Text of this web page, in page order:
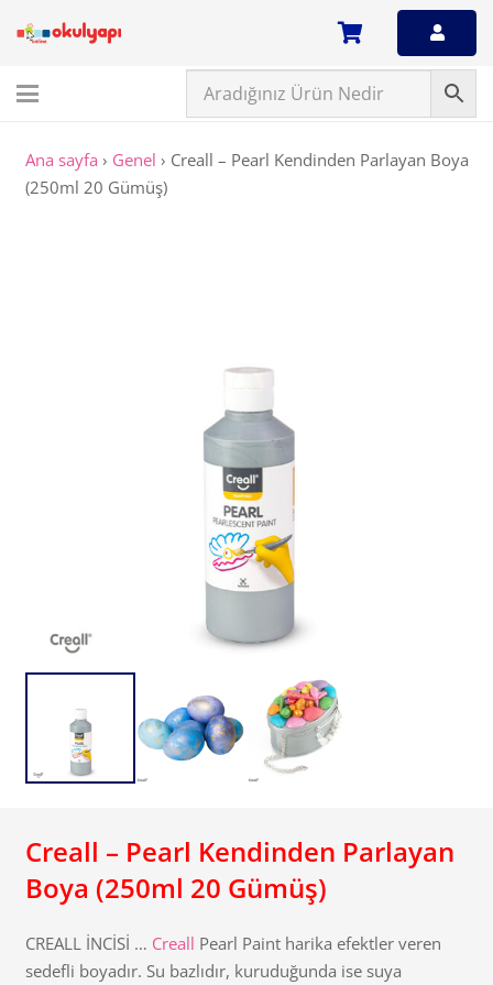
Ana sayfa › Genel › Creall – Pearl Kendinden Parlayan Boya
(250ml 20 Gümüş)
Creall – Pearl Kendinden Parlayan
Boya (250ml 20 Gümüş)
CREALL İNCİSİ … Creall Pearl Paint harika efektler veren
sedefli boyadır. Su bazlıdır, kuruduğunda ise suya